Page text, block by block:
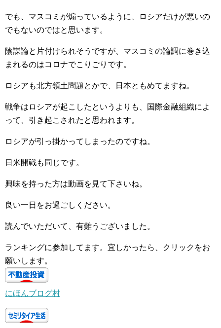
でも、マスコミが煽っているように、ロシアだけが悪いの
でもないのではと思います。
陰謀論と片付けられそうですが、マスコミの論調に巻き込
まれるのはコロナでこりごりです。
ロシアも北方領土問題とかで、日本ともめてますね。
戦争はロシアが起こしたというよりも、国際金融組織によ
って、引き起こされたと思われます。
ロシアが引っ掛かってしまったのですね。
日米開戦も同じです。
興味を持った方は動画を見て下さいね。
良い一日をお過ごしください。
読んでいただいて、有難うございました。
ランキングに参加してます。宜しかったら、クリックをお
願いします。
にほんブログ村